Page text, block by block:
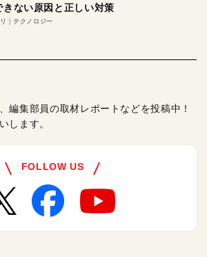
きない原因と正しい対策
テクノロジー
編集部員の取材レポートなどを投稿中！
します。
FOLLOW US